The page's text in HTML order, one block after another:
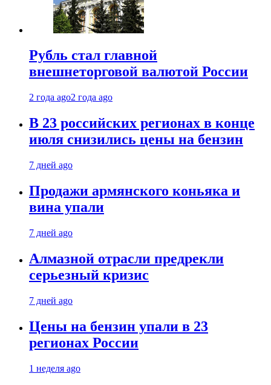
Рубль стал главной
внешнеторговой валютой России
2 года ago2 года ago
В 23 российских регионах в конце
июля снизились цены на бензин
7 дней ago
Продажи армянского коньяка и
вина упали
7 дней ago
Алмазной отрасли предрекли
серьезный кризис
7 дней ago
Цены на бензин упали в 23
регионах России
1 неделя ago